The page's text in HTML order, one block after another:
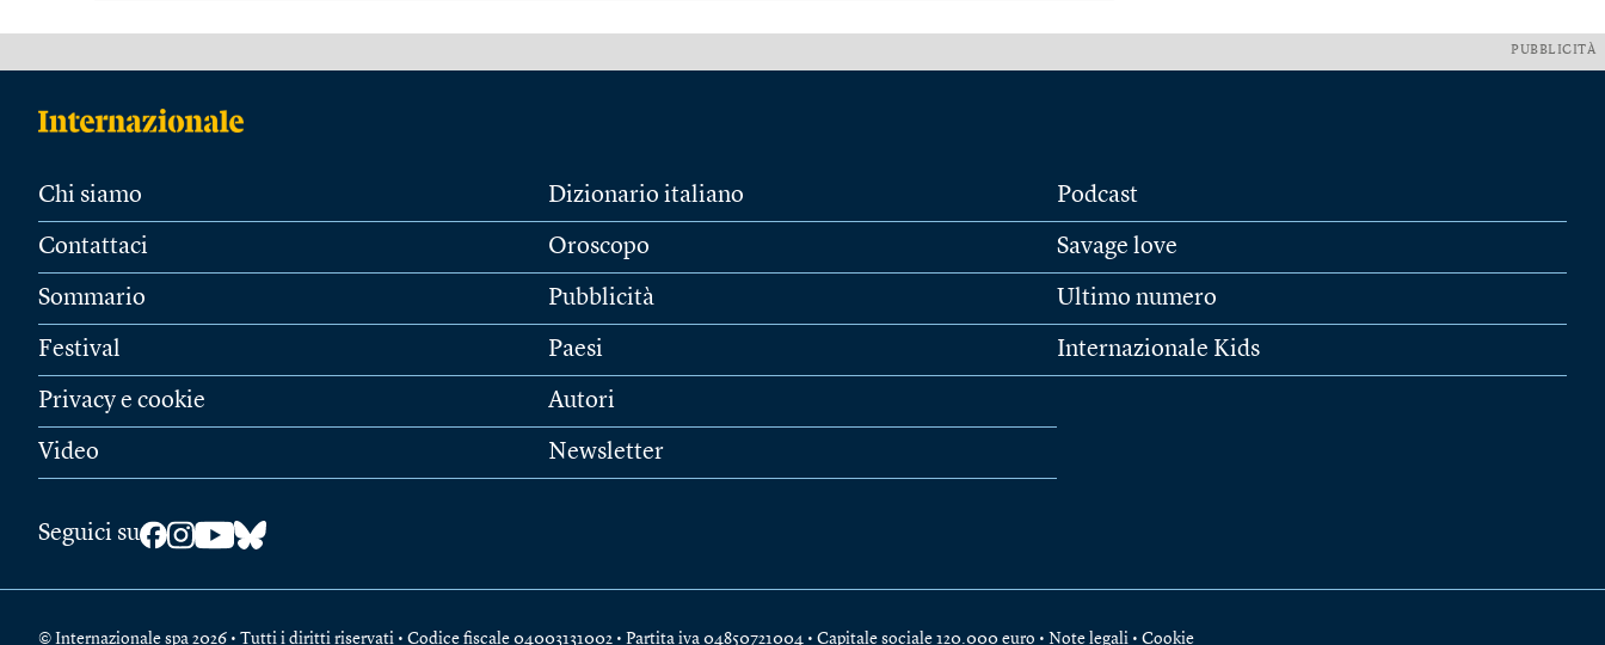
PUBBLICITÀ
Chi siamo
Contattaci
Sommario
Festival
Privacy e cookie
Video
Dizionario italiano
Oroscopo
Pubblicità
Paesi
Autori
Newsletter
Podcast
Savage love
Ultimo numero
Internazionale Kids
Seguici su
© Internazionale spa 2026 • Tutti i diritti riservati • Codice fiscale 04003131002 • Partita iva 04850721004 • Capitale sociale 120.000 euro • Note legali • Cookie